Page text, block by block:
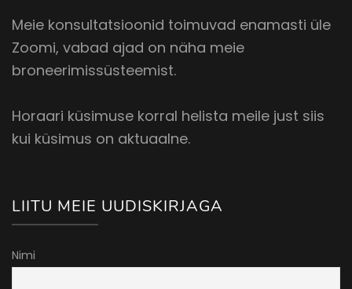
Meie konsultatsioonid toimuvad enamasti üle
Zoomi, vabad ajad on näha meie
broneerimissüsteemist.
Horaari küsimuse korral helista meile just siis
kui küsimus on aktuaalne.
LIITU MEIE UUDISKIRJAGA
Nimi